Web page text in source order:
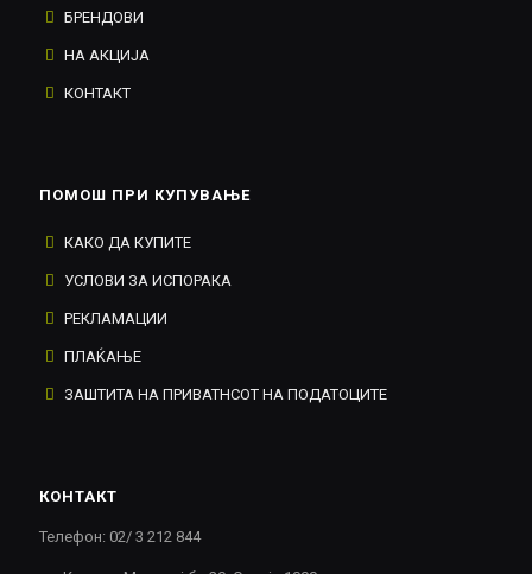
БРЕНДОВИ
НА АКЦИЈА
КОНТАКТ
ПОМОШ ПРИ КУПУВАЊЕ
КАКО ДА КУПИТЕ
УСЛОВИ ЗА ИСПОРАКА
РЕКЛАМАЦИИ
ПЛАЌАЊЕ
ЗАШТИТА НА ПРИВАТНСОТ НА ПОДАТОЦИТЕ
КОНТАКТ
Телефон: 02/ 3 212 844